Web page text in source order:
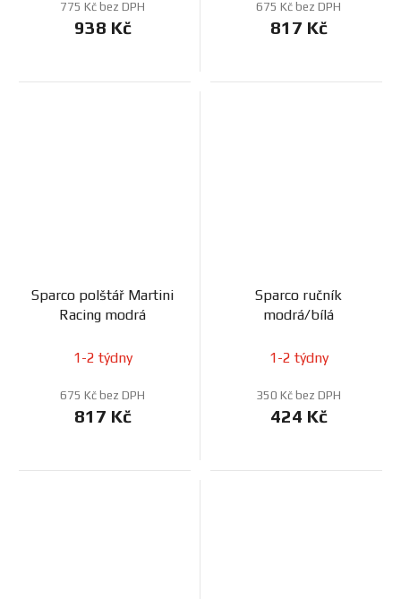
775 Kč bez DPH
938 Kč
675 Kč bez DPH
817 Kč
Sparco polštář Martini
Racing modrá
1-2 týdny
675 Kč bez DPH
817 Kč
Sparco ručník
modrá/bílá
1-2 týdny
350 Kč bez DPH
424 Kč